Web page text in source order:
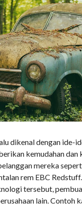
dikenal dengan ide-
kemudahan dan
mereka
rem EBC
tersebut,
lain. Contoh